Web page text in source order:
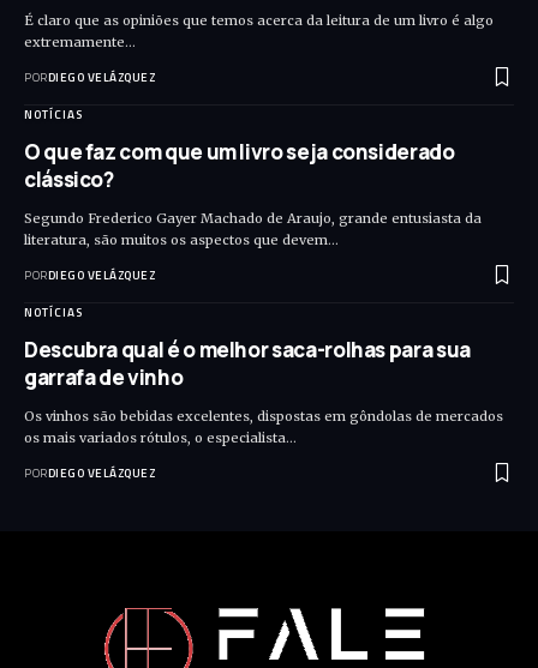
É claro que as opiniões que temos acerca da leitura de um livro é algo
extremamente…
PORDIEGO VELÁZQUEZ
NOTÍCIAS
O que faz com que um livro seja considerado
clássico?
Segundo Frederico Gayer Machado de Araujo, grande entusiasta da
literatura, são muitos os aspectos que devem…
PORDIEGO VELÁZQUEZ
NOTÍCIAS
Descubra qual é o melhor saca-rolhas para sua
garrafa de vinho
Os vinhos são bebidas excelentes, dispostas em gôndolas de mercados
os mais variados rótulos, o especialista…
PORDIEGO VELÁZQUEZ